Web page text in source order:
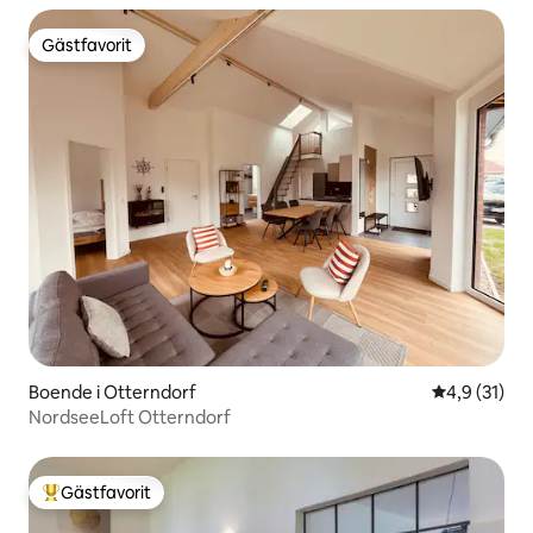
Gästfavorit
Gästfavorit
Boende i Otterndorf 4,9 av 5 i
4,9 (31)
NordseeLoft Otterndorf
Populär gästfavorit
Gästfavorit